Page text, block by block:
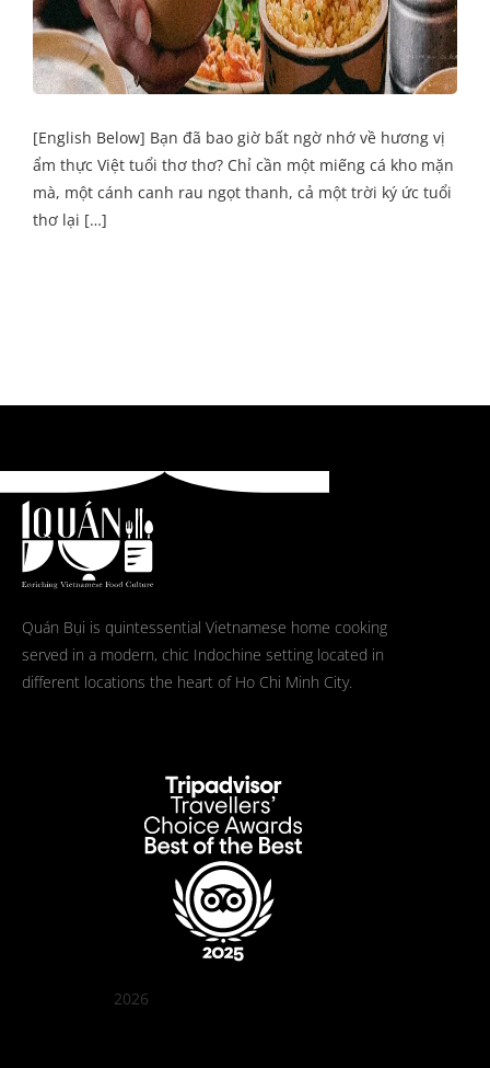
[English Below] Bạn đã bao giờ bất ngờ nhớ về hương vị
ẩm thực Việt tuổi thơ thơ? Chỉ cần một miếng cá kho mặn
mà, một cánh canh rau ngọt thanh, cả một trời ký ức tuổi
thơ lại […]
Quán Bụi is quintessential Vietnamese home cooking
served in a modern, chic Indochine setting located in
different locations the heart of Ho Chi Minh City.
2026